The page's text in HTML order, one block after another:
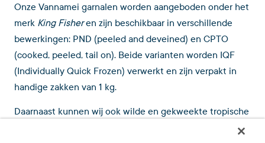
Onze Vannamei garnalen worden aangeboden onder het
merk King Fisheren zijn beschikbaar in verschillende
bewerkingen: PND (peeled and deveined) en CPTO
(cooked, peeled, tail on). Beide varianten worden IQF
(Individually Quick Frozen) verwerkt en zijn verpakt in
handige zakken van 1 kg.
Daarnaast kunnen wij ook wilde en gekweekte tropische